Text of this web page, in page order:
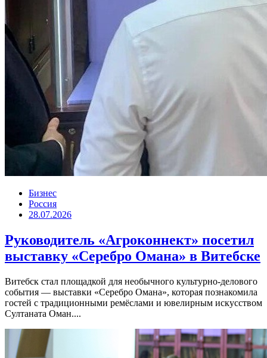
Бизнес
Россия
28.07.2026
Руководитель «Агроконнект» посетил
выставку «Серебро Омана» в Витебске
Витебск стал площадкой для необычного культурно-делового
события — выставки «Серебро Омана», которая познакомила
гостей с традиционными ремёслами и ювелирным искусством
Султаната Оман....